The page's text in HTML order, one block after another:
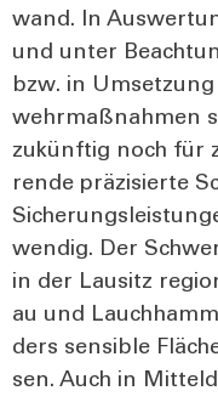
wand. In
und unter
bzw. in
wehr­maß­nah­men
zukünf­tig noch für
ren­de prä­zi­sier­te
wen­dig. Der
in der Lau­sitz
au und
ders sen­si­ble
sen. Auch in